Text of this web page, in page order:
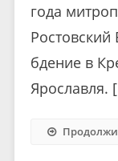
года
бдение в
Ярославля.